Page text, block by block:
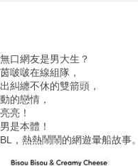
口網友是男大生？
啵啵在線組隊，
糾纏不休的雙箭頭，
的戀情，
亮！
是本體！
，熱熱鬧鬧的網遊暈船故事。